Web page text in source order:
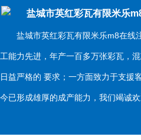
盐城市英红彩瓦有限米乐
盐城市英红彩瓦有限米乐m8在线注
工能力先进，年产一百多万张彩瓦
日益严格的 要求；一方面致力于支
今已形成雄厚的成产能力，我们竭